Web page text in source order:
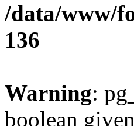
/data/www/
136
Warning:
boolean